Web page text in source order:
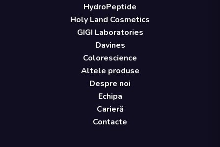
HydroPeptide
Holy Land Cosmetics
GIGI Laboratories
Davines
Colorescience
Altele produse
Despre noi
Echipa
Carieră
Contacte